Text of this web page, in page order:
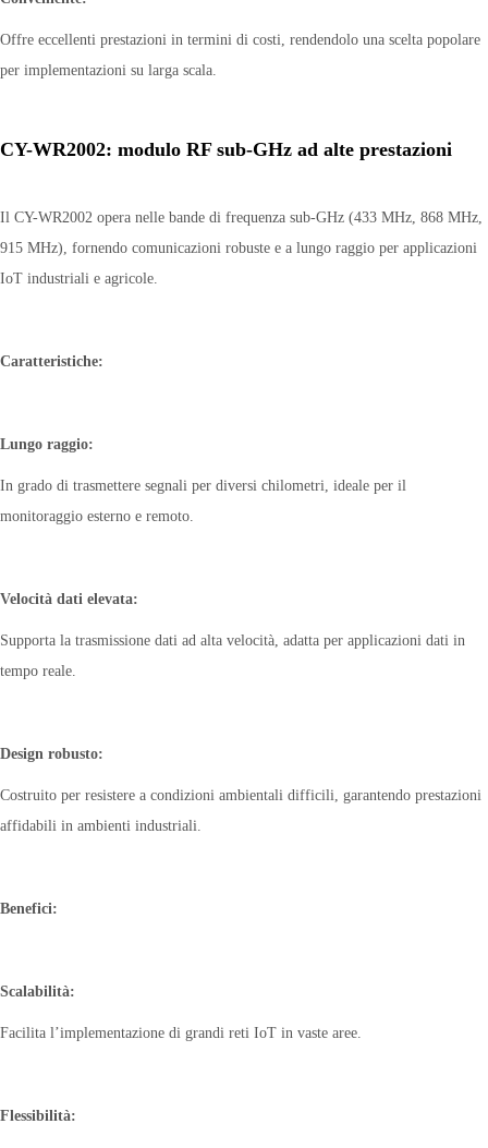
Offre eccellenti prestazioni in termini di costi, rendendolo una scelta popolare
per implementazioni su larga scala.
CY-WR2002: modulo RF sub-GHz ad alte prestazioni
Il CY-WR2002 opera nelle bande di frequenza sub-GHz (433 MHz, 868 MHz,
915 MHz), fornendo comunicazioni robuste e a lungo raggio per applicazioni
IoT industriali e agricole.
Caratteristiche:
Lungo raggio:
In grado di trasmettere segnali per diversi chilometri, ideale per il
monitoraggio esterno e remoto.
Velocità dati elevata:
Supporta la trasmissione dati ad alta velocità, adatta per applicazioni dati in
tempo reale.
Design robusto:
Costruito per resistere a condizioni ambientali difficili, garantendo prestazioni
affidabili in ambienti industriali.
Benefici:
Scalabilità:
Facilita l’implementazione di grandi reti IoT in vaste aree.
Flessibilità: